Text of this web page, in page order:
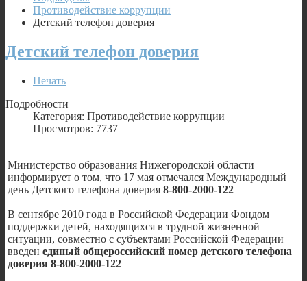
Противодействие коррупции
Детский телефон доверия
Детский телефон доверия
Печать
Подробности
Категория: Противодействие коррупции
Просмотров: 7737
Министерство образования Нижегородской области
информирует о том, что 17 мая отмечался Международный
день Детского телефона доверия 8-800-2000-122
В сентябре 2010 года в Российской Федерации Фондом
поддержки детей, находящихся в трудной жизненной
ситуации, совместно с субъектами Российской Федерации
введен единый общероссийский номер детского телефона
доверия 8-800-2000-122